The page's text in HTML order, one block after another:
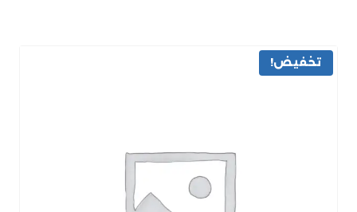
تخفيض!